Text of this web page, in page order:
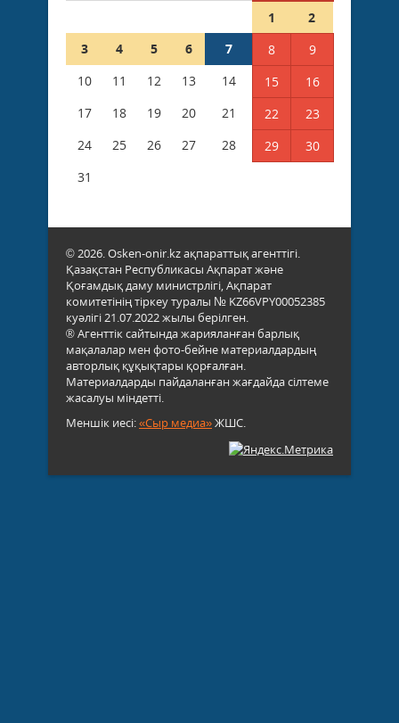
1
2
3
4 5 6 7 8
9
10
11 12 13 14 15
16
17
18 19 20 21 22
23
24
25 26 27 28 29
30
31
© 2026. Osken-onir.kz ақпараттық агенттігі.
Қазақстан Республикасы Ақпарат және
Қоғамдық даму министрлігі, Ақпарат
комитетінің тіркеу туралы № KZ66VPY00052385
куәлігі 21.07.2022 жылы берілген.
® Агенттік сайтында жарияланған барлық
мақалалар мен фото-бейне материалдардың
авторлық құқықтары қорғалған.
Материалдарды пайдаланған жағдайда сілтеме
жасалуы міндетті.
Меншік иесі:«Сыр медиа»ЖШС.